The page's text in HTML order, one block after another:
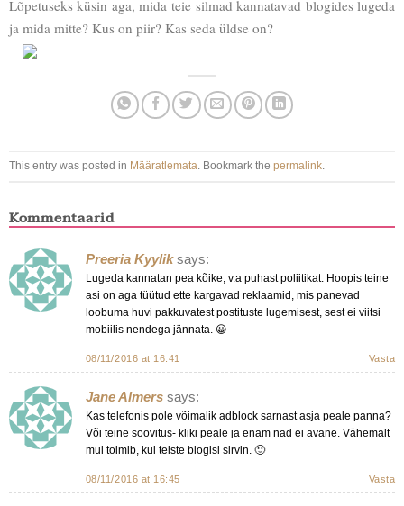
Lõpetuseks küsin aga, mida teie silmad kannatavad blogides lugeda
ja mida mitte? Kus on piir? Kas seda üldse on?
This entry was posted in Määratlemata . Bookmark the permalink.
Kommentaarid
Preeria Kyylik says:
Lugeda kannatan pea kõike, v.a puhast poliitikat. Hoopis teine
asi on aga tüütud ette kargavad reklaamid, mis panevad
loobuma huvi pakkuvatest postituste lugemisest, sest ei viitsi
mobiilis nendega jännata. 😀
08/11/2016 at 16:41 Vasta
Jane Almers says:
Kas telefonis pole võimalik adblock sarnast asja peale panna?
Või teine soovitus- kliki peale ja enam nad ei avane. Vähemalt
mul toimib, kui teiste blogisi sirvin. 🙂
08/11/2016 at 16:45 Vasta